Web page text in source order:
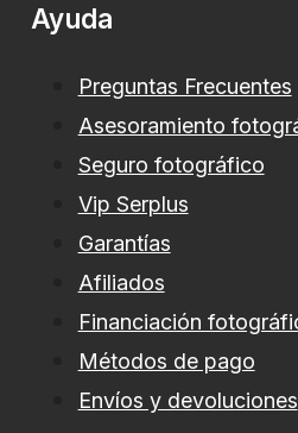
Ayuda
Preguntas Frecuentes
Asesoramiento
Seguro fotográfico
Vip Serplus
Garantías
Afiliados
Financiación
Métodos de pago
Envíos y devoluciones